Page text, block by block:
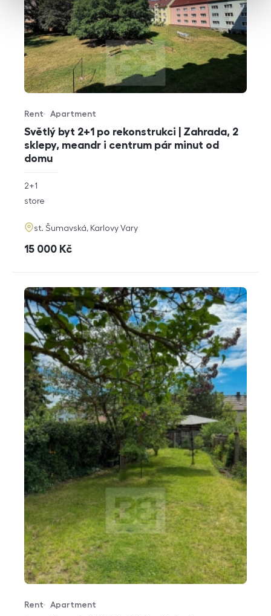
Světlý byt 2+1 po rekonstrukci | Zahrada, 2
sklepy, meandr i centrum pár minut od
domu
Offer type
Rent
Property type
Apartment
rozměry
2+1
funkce
store
adresa
st. Šumavská, Karlovy Vary
cena
15 000 Kč
Offer type
Rent
Property type
Apartment